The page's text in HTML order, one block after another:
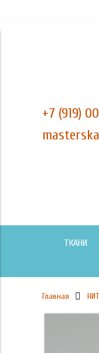
+7 (919)
ТКАНИ
Главная